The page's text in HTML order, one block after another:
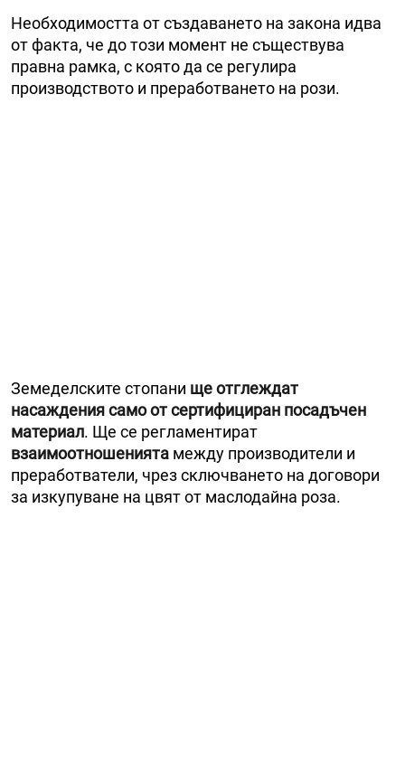
Необходимостта от създаването на закона идва
от факта, че до този момент не съществува
правна рамка, с която да се регулира
производството и преработването на рози.
Земеделските стопани ще отглеждат
насаждения само от сертифициран посадъчен
материал. Ще се регламентират
взаимоотношенията между производители и
преработватели, чрез сключването на договори
за изкупуване на цвят от маслодайна роза.